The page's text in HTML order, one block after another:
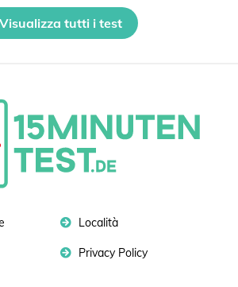
Visualizza tutti i test
Località
Privacy Policy